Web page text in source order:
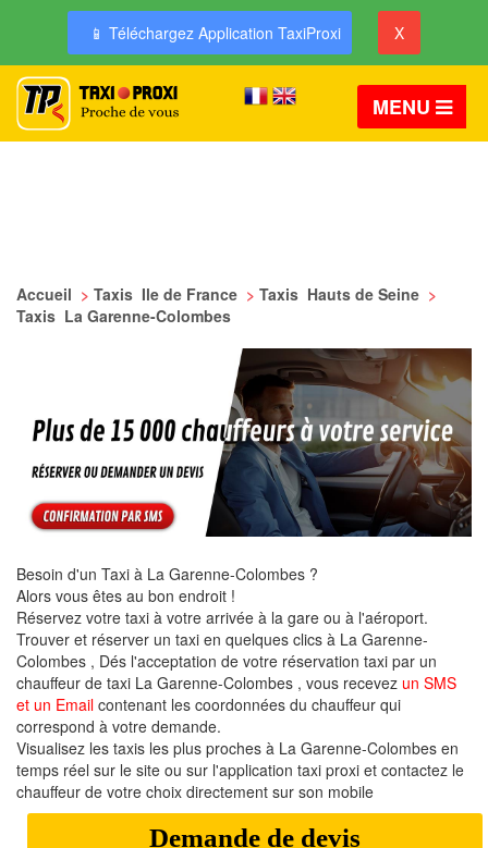
📱 Téléchargez Application TaxiProxi X
MENU
Accueil > Taxis Ile de France > Taxis Hauts de Seine >
Taxis La Garenne-Colombes
Besoin d'un Taxi à La Garenne-Colombes ?
Alors vous êtes au bon endroit !
Réservez votre taxi à votre arrivée à la gare ou à l'aéroport.
Trouver et réserver un taxi en quelques clics à La Garenne-
Colombes , Dés l'acceptation de votre réservation taxi par un
chauffeur de taxi La Garenne-Colombes , vous recevez un SMS
et un Email contenant les coordonnées du chauffeur qui
correspond à votre demande.
Visualisez les taxis les plus proches à La Garenne-Colombes en
temps réel sur le site ou sur l'application taxi proxi et contactez le
chauffeur de votre choix directement sur son mobile
Demande de devis